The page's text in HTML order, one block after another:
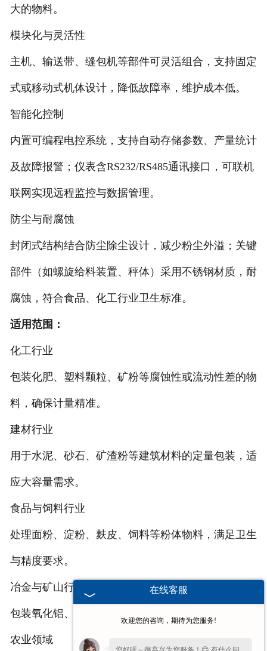
称重配件
给煤机
大的物料。
模块化与灵活性
主机、输送带、缝包机等部件可灵活组合，支持固定
式或移动式机体设计，降低故障率，维护成本低。
智能化控制
内置可编程电控系统，支持自动存储参数、产量统计
及故障报警；仪表含RS232/RS485通讯接口，可联机
联网实现远程监控与数据管理。
防尘与耐腐蚀
封闭式结构结合防尘除尘设计，减少粉尘外溢；关键
部件（如螺旋给料装置、秤体）采用不锈钢材质，耐
腐蚀，符合食品、化工行业卫生标准。
适用范围：
化工行业
包装化肥、塑料颗粒、矿粉等腐蚀性或流动性差的物
料，确保计量精准。
建材行业
用于水泥、砂石、矿渣粉等建筑材料的定量包装，适
应大容量需求。
食品与饲料行业
处理面粉、淀粉、麸皮、饲料等粉体物料，满足卫生
与精度要求。
冶金与矿山行业
包装氧化铝、硅粉等金属粉末，适应恶劣工况。
农业领域
在线客服
欢迎您的咨询，期待为您服务!